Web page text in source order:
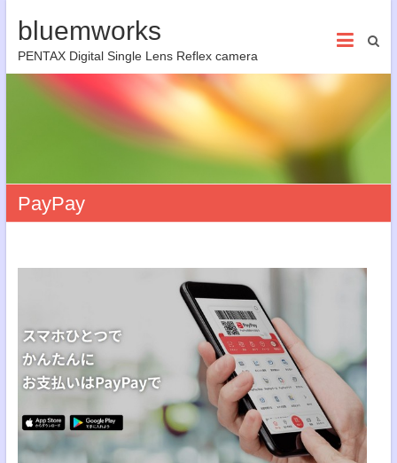
bluemworks
PENTAX Digital Single Lens Reflex camera
PayPay